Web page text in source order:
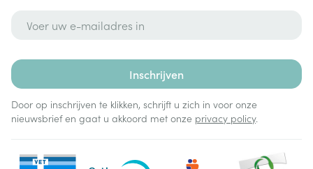
Inschrijven
Door op inschrijven te klikken, schrijft u zich in voor onze
nieuwsbrief en gaat u akkoord met onze privacy policy.